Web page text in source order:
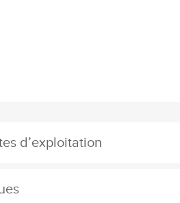
d’exploitation